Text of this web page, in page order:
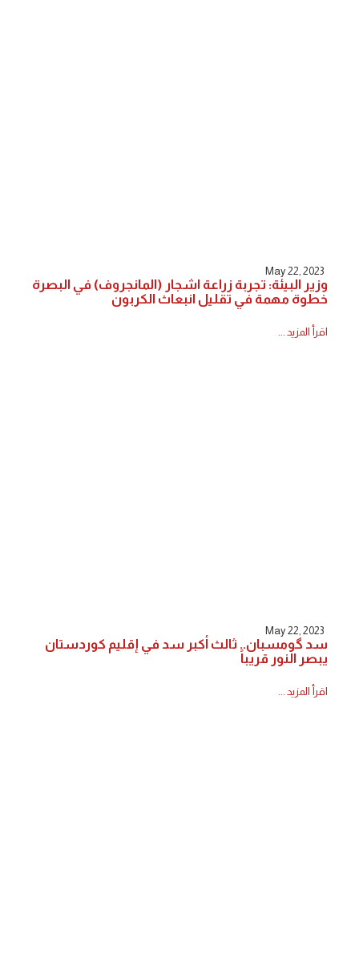
May 22, 2023
وزير البيئة: تجربة زراعة اشجار (المانجروف) في البصرة
خطوة مهمة في تقليل انبعاث الكربون
اقرأ المزيد ...
May 22, 2023
سد گومسبان.. ثالث أكبر سد في إقليم كوردستان
يبصر النور قريباً
اقرأ المزيد ...